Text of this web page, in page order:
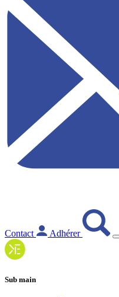
Contact Adhérer
Sub main